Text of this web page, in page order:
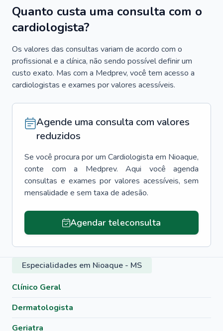
Quanto custa uma consulta com o
cardiologista?
Os valores das consultas variam de acordo com o
profissional e a clínica, não sendo possível definir um
custo exato. Mas com a Medprev, você tem acesso a
cardiologistas e exames por valores acessíveis.
Agende uma consulta com valores
reduzidos
Se você procura por um Cardiologista em Nioaque,
conte com a Medprev. Aqui você agenda
consultas e exames por valores acessíveis, sem
mensalidade e sem taxa de adesão.
Agendar teleconsulta
Especialidades em Nioaque - MS
Clínico Geral
Dermatologista
Geriatra